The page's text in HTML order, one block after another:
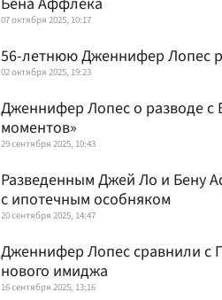
07 октября 2025, 10:17
56-летнюю Дженнифер Лопес
02 октября 2025, 19:23
Дженнифер Лопес о разводе
моментов»
29 сентября 2025, 10:43
Разведенным Джей Ло и Бену
с ипотечным особняком
20 сентября 2025, 14:47
Дженнифер Лопес сравнили с
нового имиджа
16 сентября 2025, 13:16